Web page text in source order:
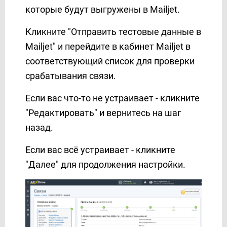
TxtSync
Unipost
Vbout
VerticalResponse
Viber
WHATSAPP (через партнера AceBot)
Wire2Air
Worksection
Wrike
Zadarma
Zoho CRM
Zoho Inventory
которые будут выгружены в Mailjet.
Кликните "Отправить тестовые данные в
Mailjet" и перейдите в кабинет Mailjet в
соответствующий список для проверки
срабатывания связи.
Если вас что-то не устраивает - кликните
"Редактировать" и вернитесь на шаг
назад.
Если вас всё устраивает - кликните
"Далее" для продолжения настройки.